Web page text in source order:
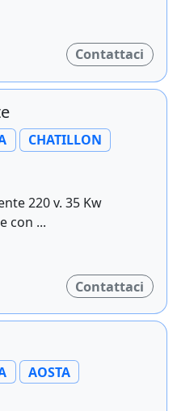
Contattaci
CHATILLON
220 v. 35 Kw
con ...
Contattaci
AOSTA